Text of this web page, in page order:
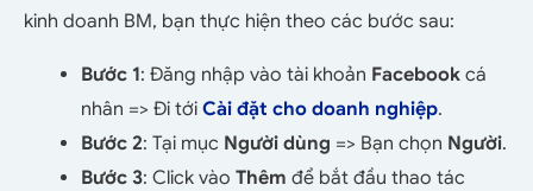
kinh doanh BM, bạn thực hiện theo các bước sau:
Bước 1: Đăng nhập vào tài khoản Facebook cá
nhân => Đi tới Cài đặt cho doanh nghiệp.
Bước 2: Tại mục Người dùng => Bạn chọn Người.
Bước 3: Click vào Thêm để bắt đầu thao tác